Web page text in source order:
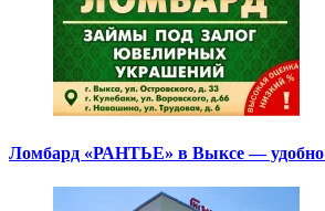
Ломбард «РАНТЬЕ» в Выксе — удобно